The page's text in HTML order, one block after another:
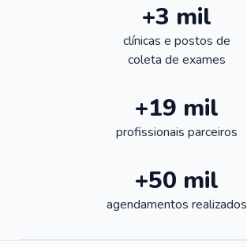
+3 mil
clínicas e postos de
coleta de exames
+19 mil
profissionais parceiros
+50 mil
agendamentos realizados